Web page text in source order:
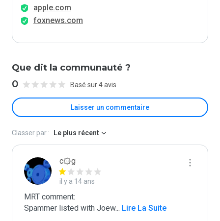
apple.com
foxnews.com
Que dit la communauté ?
0 Basé sur 4 avis
Laisser un commentaire
Classer par : Le plus récent
c۞g
il y a 14 ans
MRT comment:
Spammer listed with Joew... Lire La Suite